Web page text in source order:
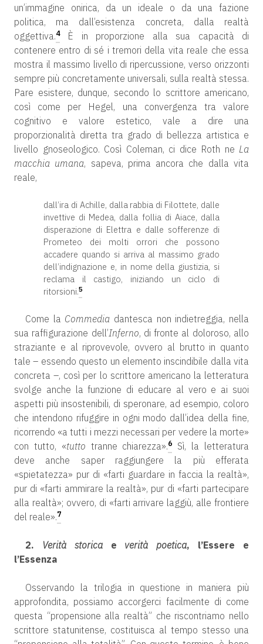
un’immagine onirica, da un ideale o da una fazione
politica, ma dall’esistenza concreta, dalla realtà
oggettiva.4È in proporzione alla sua capacità di
contenere entro di sé i tremori della vita reale che essa
mostra il massimo livello di ripercussione, verso orizzonti
sempre più concretamente universali, sulla realtà stessa.
Pare esistere, dunque, secondo lo scrittore americano,
così come per Hegel, una convergenza tra valore
cognitivo e valore estetico, vale a dire una
proporzionalità diretta tra grado di bellezza artistica e
livello gnoseologico. Così Coleman, ci dice Roth ne La
macchia umana, sapeva, prima ancora che dalla vita
reale,
dall’ira di Achille, dalla rabbia di Filottete, dalle
invettive di Medea, dalla follia di Aiace, dalla
disperazione di Elettra e dalle sofferenze di
Prometeo dei molti orrori che possono
accadere quando si arriva al massimo grado
dell’indignazione e, in nome della giustizia, si
reclama il castigo, iniziando un ciclo di
ritorsioni.5
Come la Commedia dantesca non indietreggia, nella
sua raffigurazione dell’Inferno, di fronte al doloroso, allo
straziante e al riprovevole, ovvero al brutto in quanto
tale – essendo questo un elemento inscindibile dalla vita
concreta –, così per lo scrittore americano la letteratura
svolge anche la funzione di educare al vero e ai suoi
aspetti più insostenibili, di speronare, ad esempio, coloro
che intendono rifuggire in ogni modo dall’idea della fine,
ricorrendo «a tutti i mezzi necessari per vedere la morte»
con tutto, «tutto tranne chiarezza».6
Sì, la letteratura
deve anche saper raggiungere la più efferata
«spietatezza» pur di «farti guardare in faccia la realtà»,
pur di «farti ammirare la realtà», pur di «farti partecipare
alla realtà»; ovvero, di «farti arrivare laggiù, alle frontiere
del reale».7
2. Verità storicae verità poetica, l’Essere e
l’Essenza
Osservando la trilogia in questione in maniera più
approfondita, possiamo accorgerci facilmente di come
questa “propensione alla realtà” che riscontriamo nello
scrittore statunitense, costituisca al tempo stesso una